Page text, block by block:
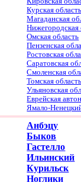
Курская
Магаданская
Нижегородская
Омская область
Пензенская
Ростовская
Саратовская
Смоленская
Томская
Ульяновская
Еврейская
Ямало-
Анбэцу
Быков
Гастелло
Ильинский
Курильск
Ноглики